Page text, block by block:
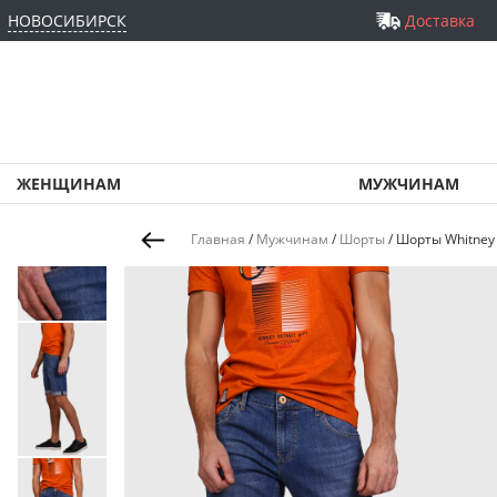
НОВОСИБИРСК Доставка
ЖЕНЩИНАМ МУЖЧИНАМ
Главная / Мужчинам / Шорты/ Шорты Whitney